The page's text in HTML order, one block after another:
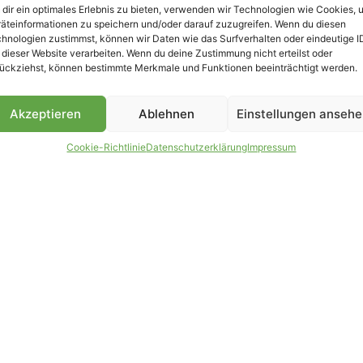
dir ein optimales Erlebnis zu bieten, verwenden wir Technologien wie Cookies,
zu speichern und/oder darauf zuzugreifen. Wenn du diesen
zustimmst, können wir Daten wie das Surfverhalten oder eindeutige
Website verarbeiten. Wenn du deine Zustimmung nicht erteilst oder
können bestimmte Merkmale und Funktionen beeinträchtigt werden.
Akzeptieren Ablehnen Einstellungen
Cookie-RichtlinieDatenschutzerklärungImpressum